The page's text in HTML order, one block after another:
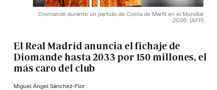
Diomande durante un partido de Costa de Marfil en el Mundial
2026. (AFP)
El Real Madrid anuncia el fichaje de
Diomande hasta 2033 por 150 millones, el
más caro del club
Miguel Ángel Sánchez-Flor